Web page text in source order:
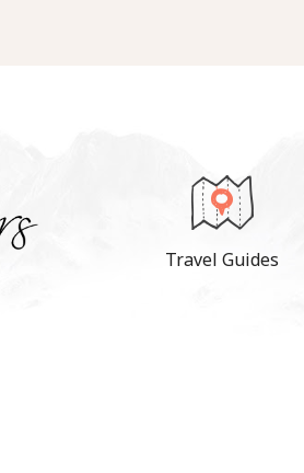
Travel Guides